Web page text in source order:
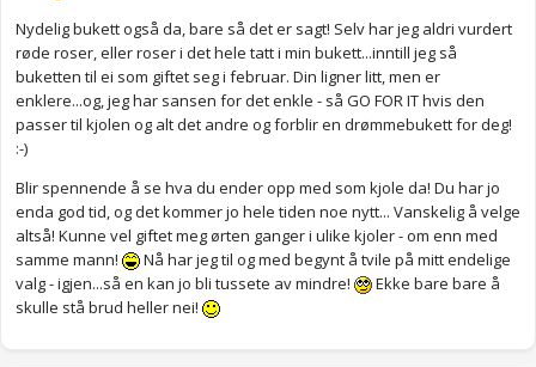
Nydelig bukett også da, bare så det er sagt! Selv har jeg aldri vurdert
røde roser, eller roser i det hele tatt i min bukett...inntill jeg så
buketten til ei som giftet seg i februar. Din ligner litt, men er
enklere...og, jeg har sansen for det enkle - så GO FOR IT hvis den
passer til kjolen og alt det andre og forblir en drømmebukett for deg!
:-)
Blir spennende å se hva du ender opp med som kjole da! Du har jo
enda god tid, og det kommer jo hele tiden noe nytt... Vanskelig å velge
altså! Kunne vel giftet meg ørten ganger i ulike kjoler - om enn med
samme mann!
Nå har jeg til og med begynt å tvile på mitt endelige
valg - igjen...så en kan jo bli tussete av mindre!
Ekke bare bare å
skulle stå brud heller nei!